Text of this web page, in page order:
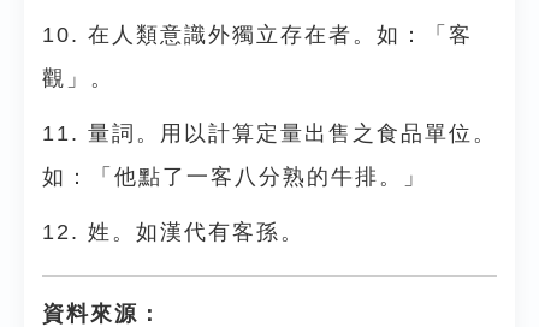
10. 在人類意識外獨立存在者。如：「客
觀」。
11. 量詞。用以計算定量出售之食品單位。
如：「他點了一客八分熟的牛排。」
12. 姓。如漢代有客孫。
資料來源：